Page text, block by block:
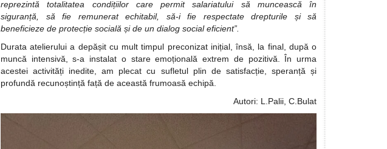
reprezintă totalitatea condițiilor care permit salariatului să muncească în
siguranță, să fie remunerat echitabil, să-i fie respectate drepturile și să
beneficieze de protecție socială și de un dialog social eficient”.
Durata atelierului a depășit cu mult timpul preconizat inițial, însă, la final, după o
muncă intensivă, s-a instalat o stare emoțională extrem de pozitivă. În urma
acestei activități inedite, am plecat cu sufletul plin de satisfacție, speranță și
profundă recunoștință față de această frumoasă echipă.
Autori: L.Palii, C.Bulat